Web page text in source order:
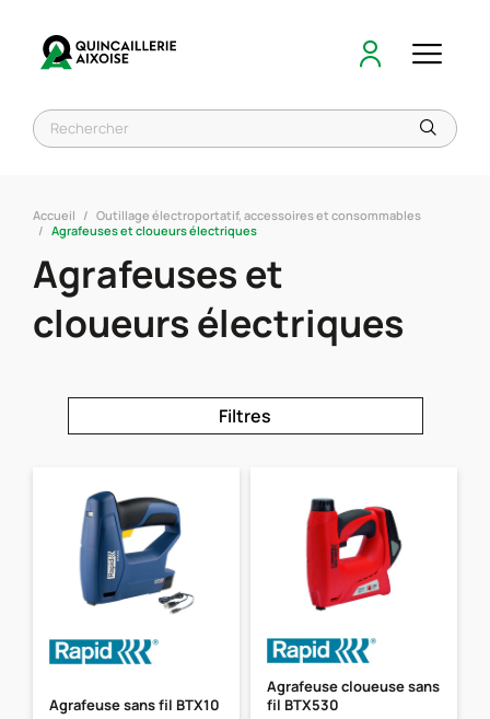
Accueil
Outillage électroportatif, accessoires et consommables
Agrafeuses et cloueurs électriques
Agrafeuses et
cloueurs électriques
Filtres
Agrafeuse sans fil BTX10
Agrafeuse cloueuse sans
fil BTX530